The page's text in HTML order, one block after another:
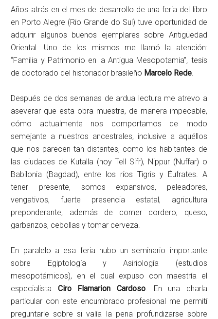
Años atrás en el mes de desarrollo de una feria del libro
en Porto Alegre (Rio Grande do Sul) tuve oportunidad de
adquirir algunos buenos ejemplares sobre Antigüedad
Oriental. Uno de los mismos me llamó la atención:
“Familia y Patrimonio en la Antigua Mesopotamia”, tesis
de doctorado del historiador brasileño Marcelo Rede.
Después de dos semanas de ardua lectura me atrevo a
aseverar que esta obra muestra, de manera impecable,
cómo actualmente nos comportamos de modo
semejante a nuestros ancestrales, inclusive a aquéllos
que nos parecen tan distantes, como los habitantes de
las ciudades de Kutalla (hoy Tell Sifr), Nippur (Nuffar) o
Babilonia (Bagdad), entre los ríos Tigris y Éufrates. A
tener presente, somos expansivos, peleadores,
vengativos, fuerte presencia estatal, agricultura
preponderante, además de comer cordero, queso,
garbanzos, cebollas y tomar cerveza.
En paralelo a esa feria hubo un seminario importante
sobre Egiptología y Asiriología (estudios
mesopotámicos), en el cual expuso con maestría el
especialista Ciro Flamarion Cardoso. En una charla
particular con este encumbrado profesional me permití
preguntarle sobre si valía la pena profundizarse sobre